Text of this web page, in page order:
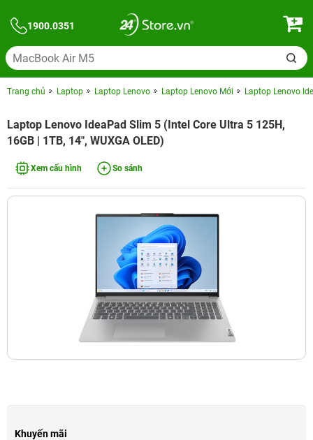
1900.0351
Trang chủ Laptop Laptop Lenovo Laptop Lenovo Mới Laptop Lenovo
Laptop Lenovo IdeaPad Slim 5 (Intel Core Ultra 5 125H,
16GB | 1TB, 14", WUXGA OLED)
Xem cấu hình So sánh
Khuyến mãi